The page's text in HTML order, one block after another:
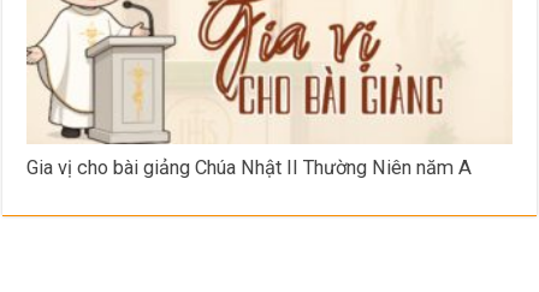
Gia vị cho bài giảng Chúa Nhật II Thường Niên năm A